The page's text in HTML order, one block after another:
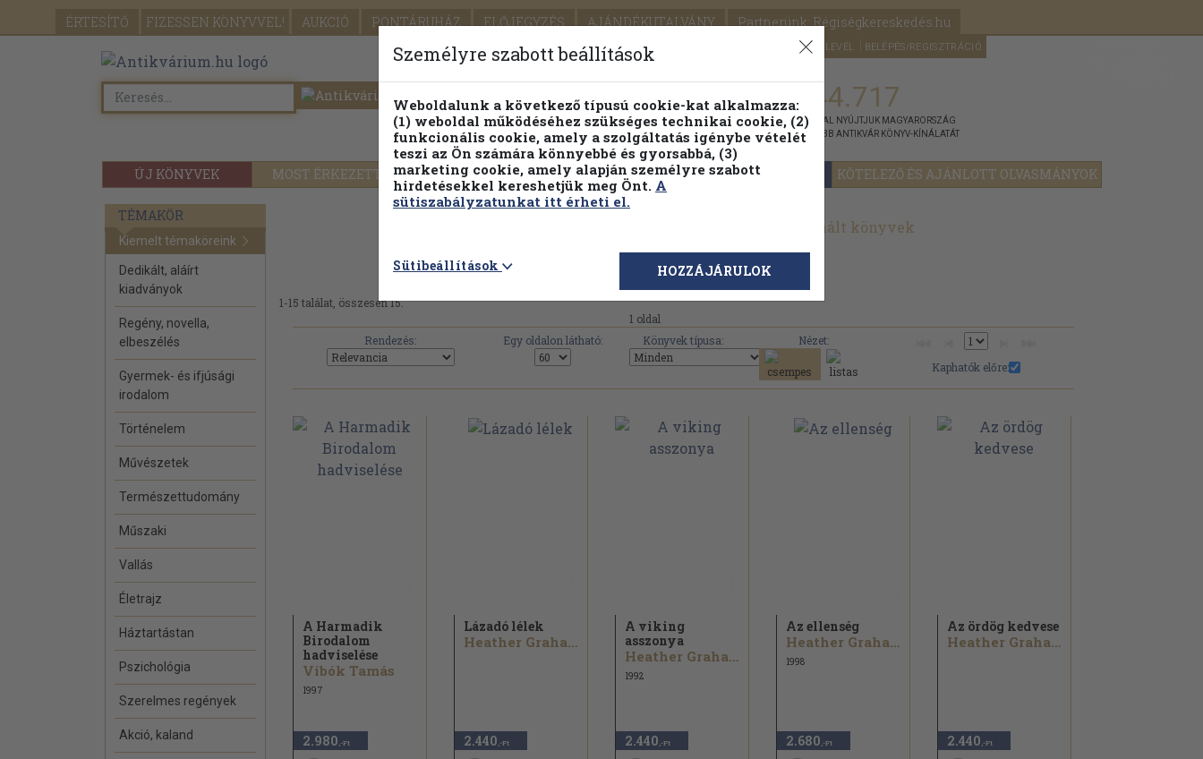
ÉRTESÍTŐ FIZESSEN KÖNYVVEL! AUKCIÓ PONTÁRUHÁZ ELŐJEGYZÉS AJÁNDÉKUTALVÁNY Partnerünk: Régiségkereskedés.hu
SEGÍTSÉG HÍRLEVÉL BELÉPÉS/REGISZTRÁCIÓ
ÚJ KÖNYVEK MOST ÉRKEZETT PILLANATNYI ÁRAINK FENNTARTHATÓ OLVASMÁNYOK KÖTELEZŐ ÉS AJÁNLOTT OLVASMÁNYOK
Részletes kereső Témaköri fa 1.144.717
KIADVÁNNYAL NYÚJTJUK MAGYARORSZÁG
LEGNAGYOBB ANTIKVÁR KÖNYV-KÍNÁLATÁT
TÉMAKÖR
Kiemelt témaköreink
Dedikált, aláírt
kiadványok
Regény, novella,
elbeszélés
Gyermek- és ifjúsági
irodalom
Történelem
Művészetek
Természettudomány
Műszaki
Vallás
Életrajz
Háztartástan
Pszichológia
Szerelmes regények
Akció, kaland
Hajja & Fiai Könyvkiadói Kft. művei, könyvek, használt könyvek
1-15 találat, összesen 15.
1 oldal
Rendezés:
Egy oldalon látható: Könyvek típusa:
Nézet:
Kaphatók előre:
A Harmadik
Birodalom
hadviselése
Vibók Tamás
1997
2.980 ,-Ft
Lázadó lélek
Heather Graham
2.440 ,-Ft
A viking
asszonya
Heather Graham
1992
2.440 ,-Ft
Az ellenség
Heather Graham
1998
2.680 ,-Ft
Az ördög kedvese
Heather Graham
2.440 ,-Ft
Személyre szabott beállítások
Weboldalunk a következő típusú cookie-kat alkalmazza:
(1) weboldal működéséhez szükséges technikai cookie, (2)
funkcionális cookie, amely a szolgáltatás igénybe vételét
teszi az Ön számára könnyebbé és gyorsabbá, (3)
marketing cookie, amely alapján személyre szabott
hirdetésekkel kereshetjük meg Önt. A
sütiszabályzatunkat itt érheti el.
Sütibeállítások HOZZÁJÁRULOK